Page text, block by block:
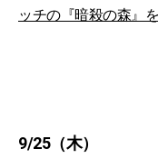
ッチの『暗殺の森』
9/25（木）